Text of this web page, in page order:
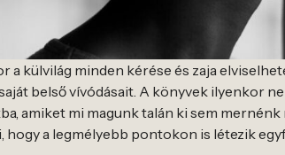
a külvilág minden kérése és zaja
belső vívódásait. A könyvek ilyenkor
amiket mi magunk talán ki sem
hogy a legmélyebb pontokon is létezik